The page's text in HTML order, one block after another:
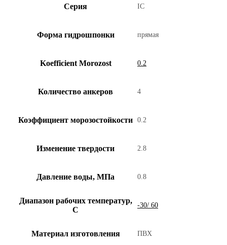
Серия IC
Форма гидрошпонки прямая
Koefficient Morozost 0.2
Количество анкеров 4
Коэффициент морозостойкости 0.2
Изменение твердости 2.8
Давление воды, МПа 0.8
Диапазон рабочих температур,
С
-30/ 60
Материал изготовления ПВХ